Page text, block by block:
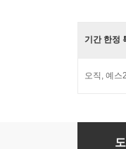
기간 한정
오직, 예스
에듀테